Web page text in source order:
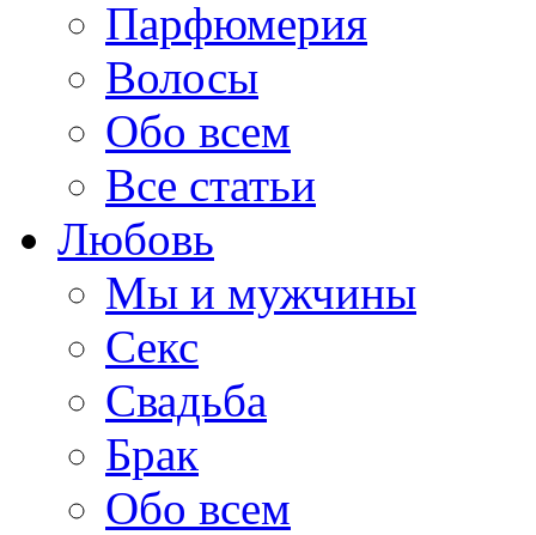
Парфюмерия
Волосы
Обо всем
Все статьи
Любовь
Мы и мужчины
Секс
Свадьба
Брак
Обо всем